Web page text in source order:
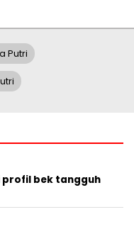
Putri
profil bek tangguh